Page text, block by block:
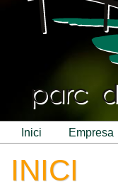
inici empresa
INICI